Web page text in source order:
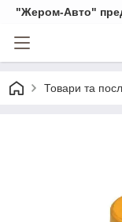
"Жером-Авто"
Товари та